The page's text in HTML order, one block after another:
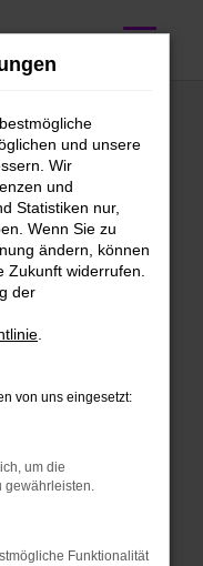
nach
Ford
unterwegs
Moment,
Preis.
bist du
und unsere
Wir
und
Statistiken nur,
Wenn Sie zu
ändern, können
Zukunft widerrufen.
der
von uns eingesetzt:
um die
gewährleisten.
Funktionalität